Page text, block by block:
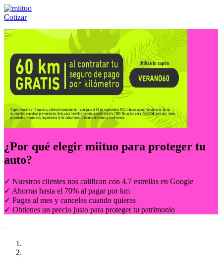
Cotizar
Llámanos al:(55) 84-21-05-00 ó
¿Por qué elegir miituo para proteger tu
auto?
✓ Nuestros clientes nos califican con 4.7 estrellas en Google
✓ Ahorras hasta el 70% al pagar por km
✓ Pagas al mes y cancelas cuando quieras
✓ Obtienes un precio justo para proteger tu patrimonio